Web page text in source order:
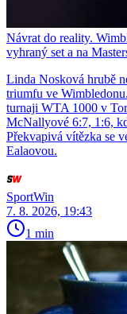
Návrat do reality.
vyhraný set a na
Linda Nosková hrubě
triumfu ve
turnaji WTA 1000 v
McNallyové 6:7, 1:6,
Překvapivá vítězka se
Ealaovou.
SportWin
7. 8. 2026, 19:43
1 min